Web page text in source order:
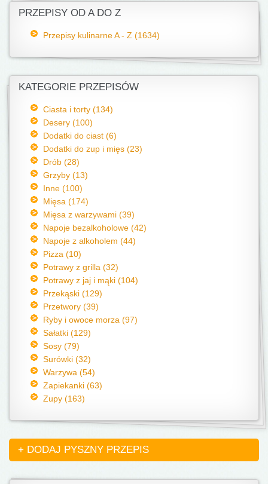
PRZEPISY OD A DO Z
Przepisy kulinarne A - Z (1634)
KATEGORIE PRZEPISÓW
Ciasta i torty (134)
Desery (100)
Dodatki do ciast (6)
Dodatki do zup i mięs (23)
Drób (28)
Grzyby (13)
Inne (100)
Mięsa (174)
Mięsa z warzywami (39)
Napoje bezalkoholowe (42)
Napoje z alkoholem (44)
Pizza (10)
Potrawy z grilla (32)
Potrawy z jaj i mąki (104)
Przekąski (129)
Przetwory (39)
Ryby i owoce morza (97)
Sałatki (129)
Sosy (79)
Surówki (32)
Warzywa (54)
Zapiekanki (63)
Zupy (163)
+ DODAJ PYSZNY PRZEPIS